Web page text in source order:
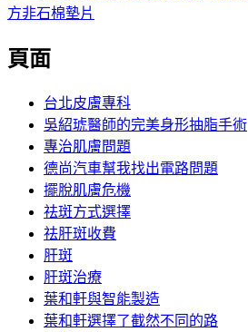
導
覽
文
一
方非石棉墊片
頁面
台北皮膚專科
吳紹琥醫師的完美身形抽脂手術
專治肌膚問題
德尚汽車幫我找出電路問題
擺脫肌膚危機
祛斑方式選擇
祛肝斑收費
肝斑
肝斑治療
葉和軒與智能製造
葉和軒選擇了截然不同的路